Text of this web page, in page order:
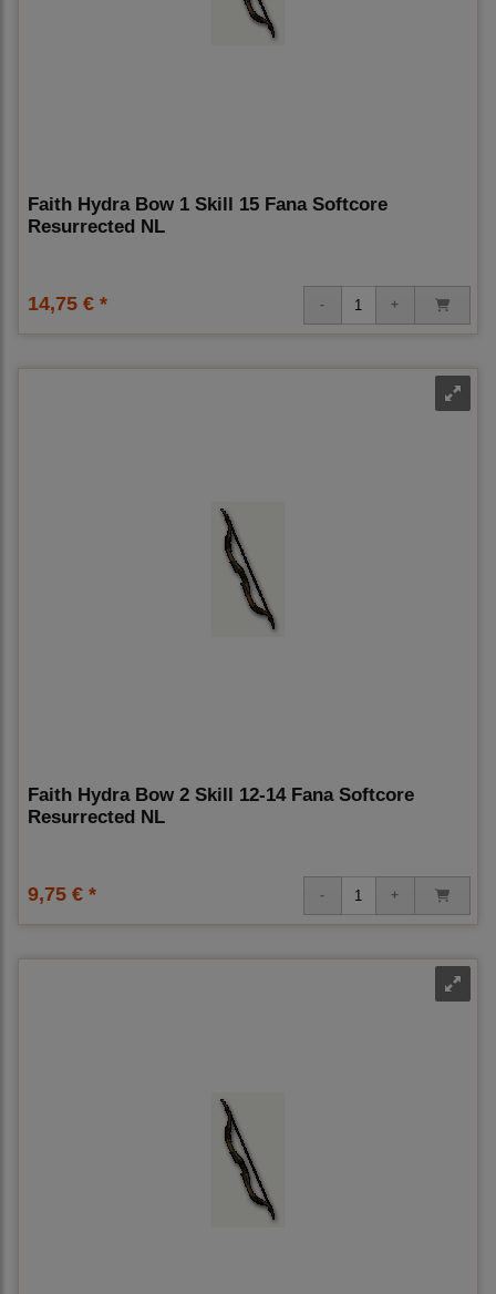
Faith Hydra Bow 1 Skill 15 Fana Softcore
Resurrected NL
14,75 € *
Faith Hydra Bow 2 Skill 12-14 Fana Softcore
Resurrected NL
9,75 € *